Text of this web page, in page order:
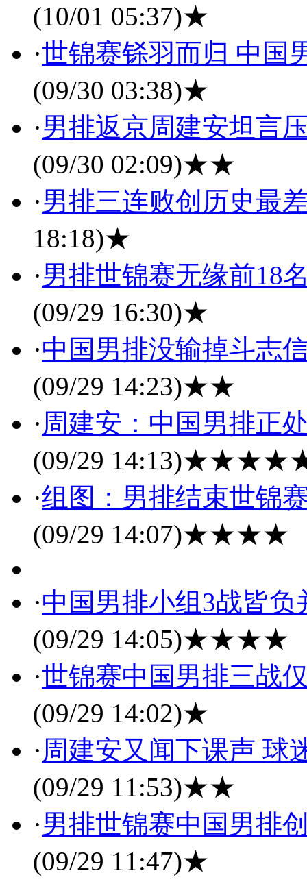
(10/01 05:37)★
·世锦赛铩羽而归 中国
(09/30 03:38)★
·男排返京周建安坦言
(09/30 02:09)★★
·男排三连败创历史最
18:18)★
·男排世锦赛无缘前18
(09/29 16:30)★
·中国男排没输掉斗志
(09/29 14:23)★★
·周建安：中国男排正
(09/29 14:13)
·组图：男排结束世锦
(09/29 14:07)★★★★
·中国男排小组3战皆
(09/29 14:05)★★★★
·世锦赛中国男排三战
(09/29 14:02)★
·周建安又闻下课声 球
(09/29 11:53)★★
·男排世锦赛中国男排
(09/29 11:47)★